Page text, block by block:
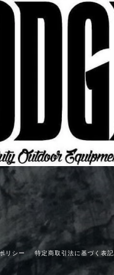
リシー 特定商取引法に基づく表記